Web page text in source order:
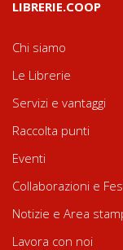
LIBRERIE.COOP
Chi siamo
Le Librerie
Servizi e vantaggi
Raccolta punti
Eventi
Collaborazioni e
Notizie e Area
Lavora con noi